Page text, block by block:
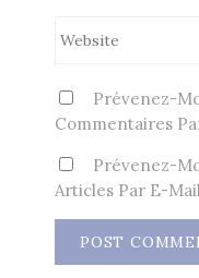
Prévenez-
Commentaires
Prévenez-
Articles Par E-